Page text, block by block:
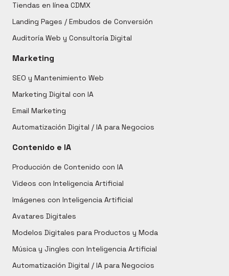
Tiendas en línea CDMX
Landing Pages / Embudos de Conversión
Auditoría Web y Consultoría Digital
Marketing
SEO y Mantenimiento Web
Marketing Digital con IA
Email Marketing
Automatización Digital / IA para Negocios
Contenido e IA
Producción de Contenido con IA
Videos con Inteligencia Artificial
Imágenes con Inteligencia Artificial
Avatares Digitales
Modelos Digitales para Productos y Moda
Música y Jingles con Inteligencia Artificial
Automatización Digital / IA para Negocios